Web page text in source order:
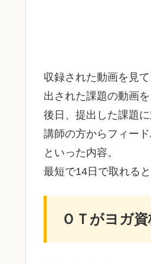
収録された動画を見て
出された課題の動画
後日、提出した課題に
講師の方からフィー
といった内容。
最短で14日で取れる
ＯＴがヨガ